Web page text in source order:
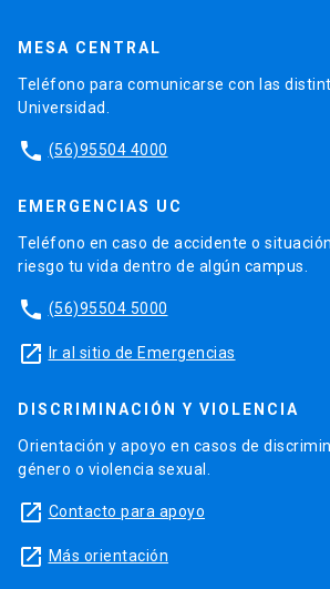
MESA CENTRAL
Teléfono para comunicarse con las
Universidad.
phone (56)95504 4000
EMERGENCIAS UC
Teléfono en caso de accidente o
riesgo tu vida dentro de algún campus.
phone (56)95504 5000
launch Ir al sitio de Emergencias
DISCRIMINACIÓN Y VIOLENCIA
Orientación y apoyo en casos de
género o violencia sexual.
launch Contacto para apoyo
launch Más orientación